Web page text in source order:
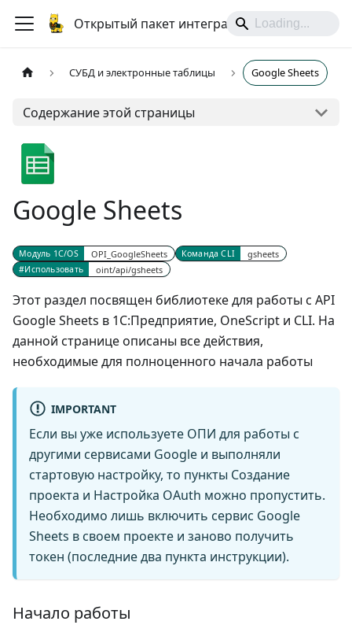
Открытый пакет интеграций
СУБД и электронные таблицы Google Sheets
Содержание этой страницы
Google Sheets
Модуль 1С/OS OPI_GoogleSheets Команда CLI gsheets
#Использовать oint/api/gsheets
Этот раздел посвящен библиотеке для работы с API
Google Sheets в 1С:Предприятие, OneScript и CLI. На
данной странице описаны все действия,
необходимые для полноценного начала работы
IMPORTANT
Если вы уже используете ОПИ для работы с
другими сервисами Google и выполняли
стартовую настройку, то пункты Создание
проекта и Настройка OAuth можно пропустить.
Необходимо лишь включить сервис Google
Sheets в своем проекте и заново получить
токен (последние два пункта инструкции).
Начало работы